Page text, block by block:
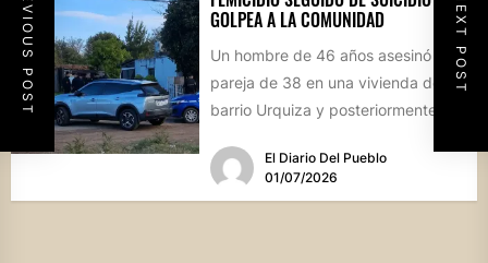
PREVIOUS POST NEXT POST
GOLPEA A LA COMUNIDAD
Un hombre de 46 años asesinó a su
pareja de 38 en una vivienda del
barrio Urquiza y posteriormente
El Diario Del Pueblo
01/07/2026